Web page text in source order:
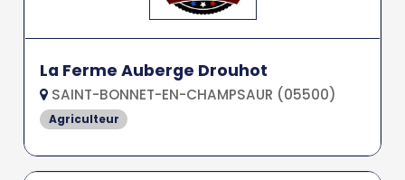
La Ferme Auberge Drouhot
SAINT-BONNET-EN-CHAMPSAUR (05500)
Agriculteur